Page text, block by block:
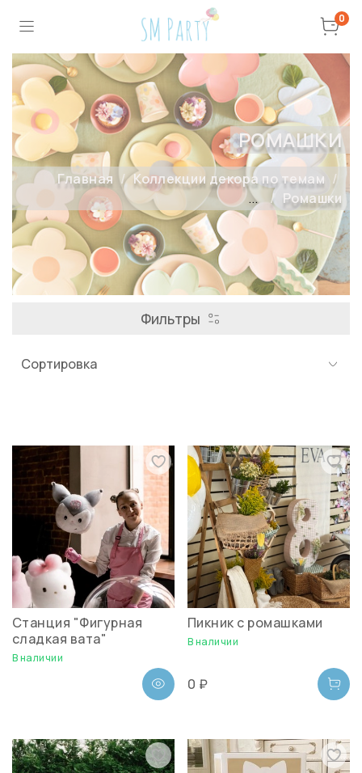
0
РОМАШКИ
Главная
Коллекции декора по темам
...
Ромашки
Фильтры
Станция "Фигурная
сладкая вата"
В наличии
Пикник с ромашками
В наличии
0 ₽